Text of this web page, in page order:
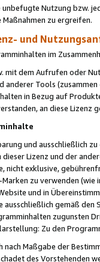
Nutzung bzw.
Maßnahmen zu ergreifen.
und
im
mit dem Aufrufen oder
Tools (zusammen
in Bezug auf
an diese Lizenz
und ausschließlich
Lizenz und der
exklusive,
zu verwenden
und in
gemäß
zugunsten
Zu den
nach Maßgabe der
des Vorstehenden